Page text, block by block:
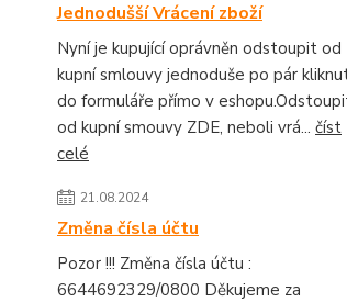
Jednodušší Vrácení zboží
Nyní je kupující oprávněn odstoupit od
kupní smlouvy jednoduše po pár
do formuláře přímo v
od kupní smouvy ZDE, neboli vrá... číst
celé
21.08.2024
Změna čísla účtu
Pozor !!! Změna čísla účtu :
6644692329/0800 Děkujeme za